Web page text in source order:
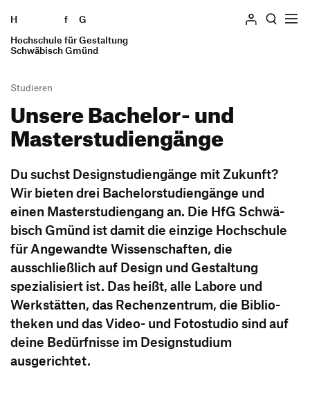
H f
G
Hochschule für Gestaltung
Schwäbisch Gmünd
Zum Seiteninhalt springen
Geschichte
Einrichtungen
Standorte
Personen und Gremien
Stellenangebote
Ausstellung
Forschung und Transfer
Preise und Auszeichnungen
Studieren
Studiengänge
Praxissemester
Auslandssemester
Verfasste Studierendenschaft
Wohnen
International Students
Informieren
Suchen
Studieren
Unsere Bachelor- und
Masterstudiengänge
Du suchst Design­stu­di­en­gänge mit Zukunft?
Wir bieten drei Bache­lor­stu­di­en­gänge und
einen Master­stu­di­en­gang an. Die HfG Schwä­
bisch Gmünd ist damit die einzige Hoch­schule
für Ange­wandte Wissen­schaften, die
ausschließ­lich auf Design und Gestal­tung
spezia­li­siert ist. Das heißt, alle Labore und
Werk­stätten, das Rechen­zen­trum, die Biblio­
theken und das Video- und Foto­studio sind auf
deine Bedürf­nisse im Design­stu­dium
ausgerichtet.